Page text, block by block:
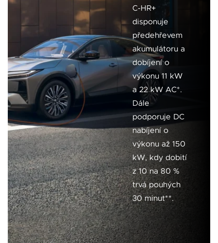
C-HR+
disponuje
předehřevem
akumulátoru a
dobíjení o
výkonu 11 kW
a 22 kW AC*.
Dále
podporuje DC
nabíjení o
výkonu až 150
kW, kdy dobití
z 10 na 80 %
trvá pouhých
30 minut**.